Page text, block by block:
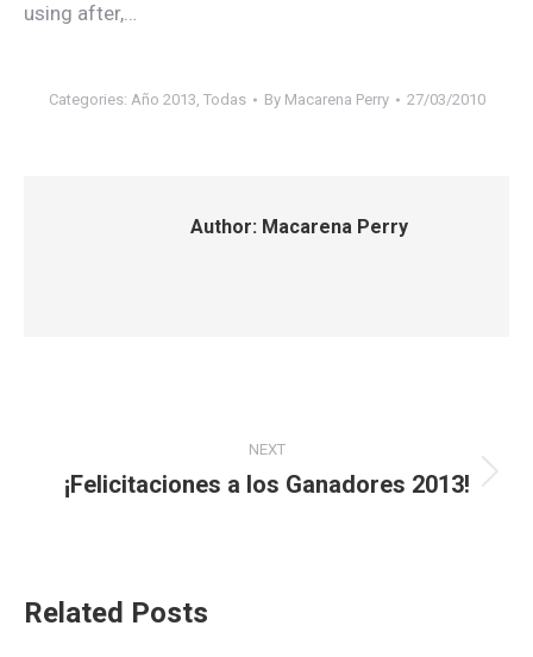
using after,…
Categories: Año 2013, Todas By Macarena Perry 27/03/2010
Author: Macarena Perry
navigation
NEXT
Next
¡Felicitaciones a los Ganadores 2013!
Related Posts